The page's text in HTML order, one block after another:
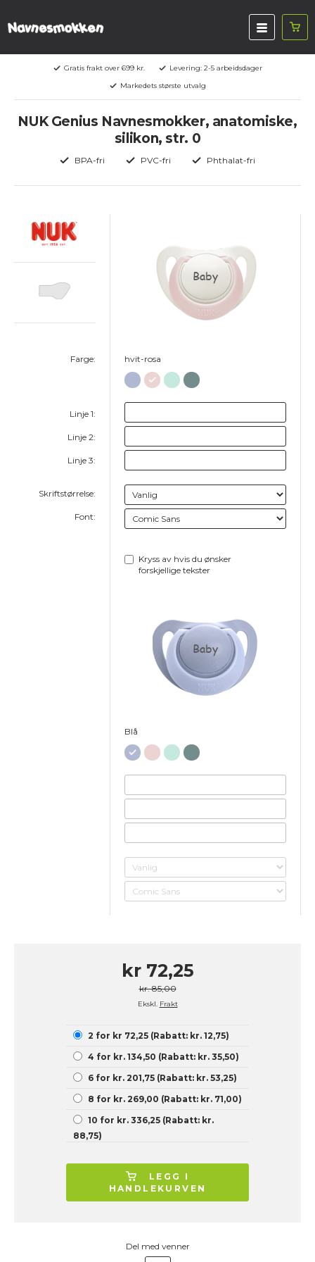
Gratis frakt over 699 kr.
Levering: 2-5 arbeidsdager
Markedets største utvalg
NUK Genius Navnesmokker, anatomiske,
silikon, str. 0
BPA-fri PVC-fri Phthalat-fri
Farge:
Linje 1:
Linje 2:
Linje 3:
Skriftstørrelse:
Font:
Baby
hvit-rosa
Kryss av hvis du ønsker
forskjellige tekster
Baby
Blå
kr 72,25
kr. 85,00
Ekskl. Frakt
2 for kr 72,25 (Rabatt: kr. 12,75)
4 for kr. 134,50 (Rabatt: kr. 35,50)
6 for kr. 201,75 (Rabatt: kr. 53,25)
8 for kr. 269,00 (Rabatt: kr. 71,00)
10 for kr. 336,25 (Rabatt: kr.
88,75)
LEGG I
HANDLEKURVEN
Del med venner